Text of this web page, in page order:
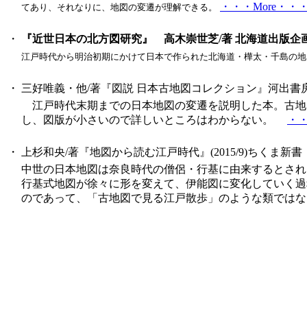
てあり、それなりに、地図の変遷が理解できる。
・・・More・・
・ 『近世日本の北方図研究』 高木崇世芝/著 北海道出版企
江戸時代から明治初期にかけて日本で作られた北海道・樺太・千島の
・
三好唯義・他/著『図説 日本古地図コレクション』河出
江戸時代末期までの日本地図の変遷を説明した本。古
し、図版が小さいので詳しいところはわからない。
・
・
上杉和央/著『地図から読む江戸時代』(2015/9)ちくま新書
中世の日本地図は奈良時代の僧侶・行基に由来するとさ
行基式地図が徐々に形を変えて、伊能図に変化してい
のであって、「古地図で見る江戸散歩」のような類で